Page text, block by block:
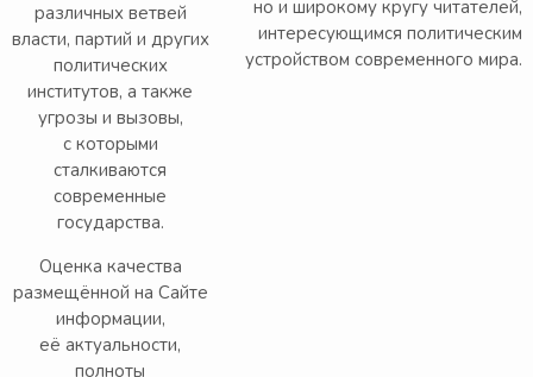
различных ветвей
власти, партий и других
политических
институтов, а также
угрозы и вызовы,
с которыми
сталкиваются
современные
государства.
Оценка качества
размещённой на Сайте
информации,
её актуальности,
полноты
но и широкому кругу читателей,
интересующимся политическим
устройством современного мира.